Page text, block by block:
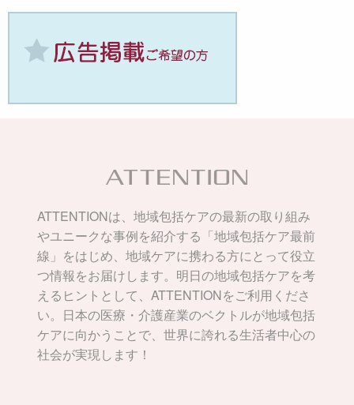
ATTENTIONは、地域包括ケアの最新の取り組み
やユニークな事例を紹介する「地域包括ケア最前
線」をはじめ、地域ケアに携わる方にとって役立
つ情報をお届けします。明日の地域包括ケアを考
えるヒントとして、ATTENTIONをご利用くださ
い。日本の医療・介護産業のベクトルが地域包括
ケアに向かうことで、世界に誇れる生活者中心の
社会が実現します！